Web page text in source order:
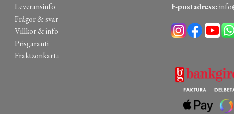
Leveransinfo
Frågor & svar
Villkor & info
Prisgaranti
Fraktzonkarta
E-postadress: